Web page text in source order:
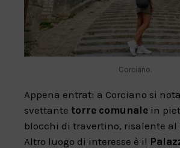
Corciano.
Appena entrati a Corciano si
svettante torre comunale in
blocchi di travertino, risalente al
Altro luogo di interesse è il